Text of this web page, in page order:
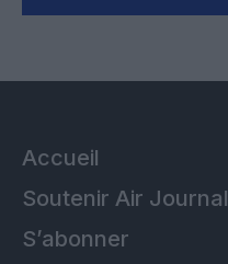
Accueil
Soutenir Air Journal
S’abonner